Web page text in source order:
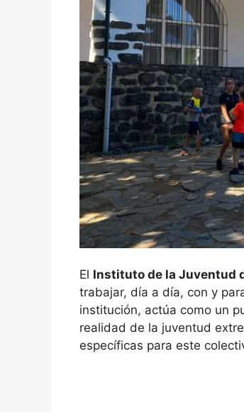
El Instituto de la Juventud
trabajar, día a día, con y
institución, actúa como un
realidad de la juventud
específicas para este